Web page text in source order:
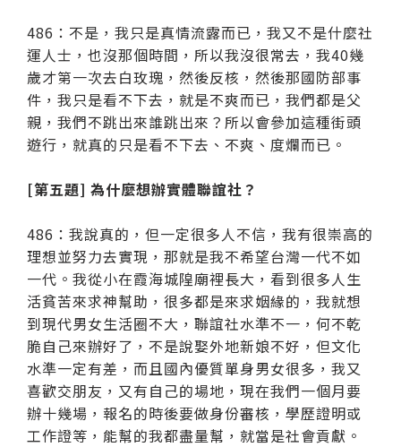
486：不是，我只是真情流露而已，我又不是什麼社
運人士，也沒那個時間，所以我沒很常去，我40幾
歲才第一次去白玫瑰，然後反核，然後那國防部事
件，我只是看不下去，就是不爽而已，我們都是父
親，我們不跳出來誰跳出來？所以會參加這種街頭
遊行，就真的只是看不下去、不爽、度爛而已。
[第五題] 為什麼想辦實體聯誼社？
486：我說真的，但一定很多人不信，我有很崇高的
理想並努力去實現，那就是我不希望台灣一代不如
一代。我從小在霞海城隍廟裡長大，看到很多人生
活貧苦來求神幫助，很多都是來求姻緣的，我就想
到現代男女生活圈不大，聯誼社水準不一，何不乾
脆自己來辦好了，不是說娶外地新娘不好，但文化
水準一定有差，而且國內優質單身男女很多，我又
喜歡交朋友，又有自己的場地，現在我們一個月要
辦十幾場，報名的時後要做身份審核，學歷證明或
工作證等，能幫的我都盡量幫，就當是社會貢獻。